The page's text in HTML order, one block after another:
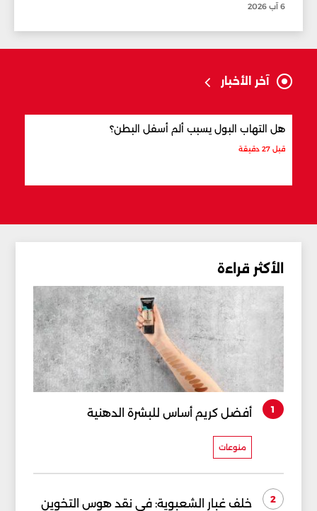
6 آب 2026
آخر الأخبار
هل التهاب البول يسبب ألم أسفل البطن؟
قبل 27 دقيقة
الأكثر قراءة
1 أفضل كريم أساس للبشرة الدهنية
منوعات
2 خلف غبار الشعبوية: في نقد هوس التخوين